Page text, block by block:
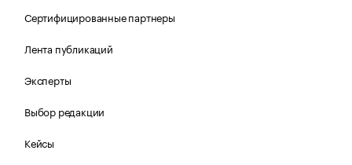
Сертифицированные партнеры
Лента публикаций
Эксперты
Выбор редакции
Кейсы